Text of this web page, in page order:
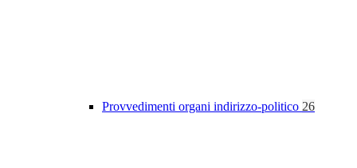
Provvedimenti organi indirizzo-politico 26